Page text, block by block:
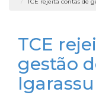
TCE
gestão
Igarassu